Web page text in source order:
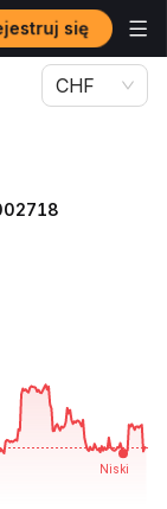
się
CHF